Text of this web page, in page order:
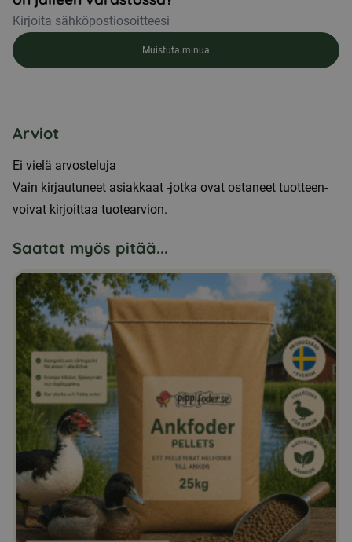
Muistuta minua
Arviot
Ei vielä arvosteluja
Vain kirjautuneet asiakkaat -jotka ovat ostaneet tuotteen-
voivat kirjoittaa tuotearvion.
Saatat myös pitää...